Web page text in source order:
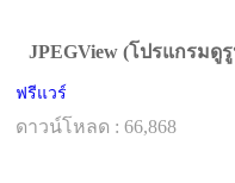
JPEGView (โปรแกรมดู
ฟรีแวร์
ดาวน์โหลด : 66,868